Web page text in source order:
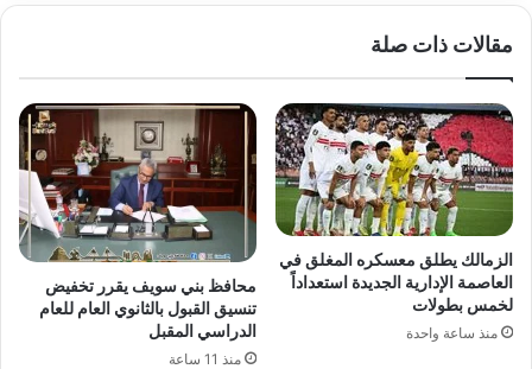
مقالات ذات صلة
الزمالك يطلق معسكره المغلق في
العاصمة الإدارية الجديدة استعداداً
لخمس بطولات
منذ ساعة واحدة
محافظ بني سويف يقرر تخفيض
تنسيق القبول بالثانوي العام للعام
الدراسي المقبل
منذ 11 ساعة